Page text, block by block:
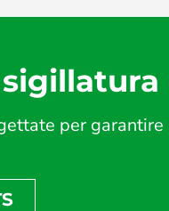
per